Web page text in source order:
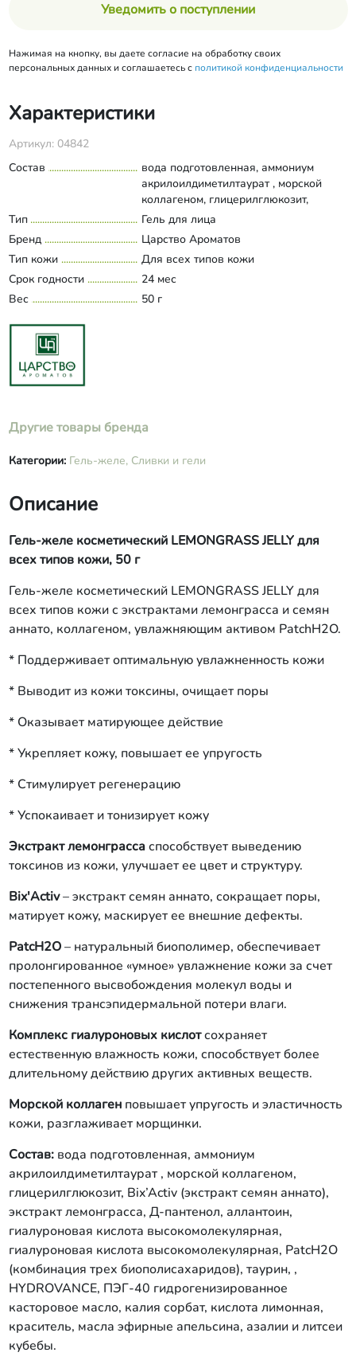
Уведомить о поступлении
Нажимая на кнопку, вы даете согласие на обработку своих
персональных данных и соглашаетесь с политикой конфиденциальности
Характеристики
Артикул: 04842
Состав
вода подготовленная, аммониум
акрилоилдиметилтаурат , морской
коллагеном, глицерилглюкозит,
Bix’Activ (экстракт семян аннато),
экстракт лемонграсса, Д-пантенол,
аллантоин, гиалуроновая кислота
высокомолекулярная, гиалуроновая
кислота высокомолекулярная,
PatcH2O (комбинация трех
Развернуть состав
Тип
Гель для лица
Бренд
Царство Ароматов
Тип кожи
Для всех типов кожи
Срок годности
24 мес
Вес
50 г
Другие товары бренда
Категории: Гель-желе, Сливки и гели
Описание
Гель-желе косметический LEMONGRASS JELLY для
всех типов кожи, 50 г
Гель-желе косметический LEMONGRASS JELLY для
всех типов кожи с экстрактами лемонграсса и семян
аннато, коллагеном, увлажняющим активом PatchH2O.
* Поддерживает оптимальную увлажненность кожи
* Выводит из кожи токсины, очищает поры
* Оказывает матирующее действие
* Укрепляет кожу, повышает ее упругость
* Стимулирует регенерацию
* Успокаивает и тонизирует кожу
Экстракт лемонграссаспособствует выведению
токсинов из кожи, улучшает ее цвет и структуру.
Bix'Activ– экстракт семян аннато, сокращает поры,
матирует кожу, маскирует ее внешние дефекты.
PatcH2O– натуральный биополимер, обеспечивает
пролонгированное «умное» увлажнение кожи за счет
постепенного высвобождения молекул воды и
снижения трансэпидермальной потери влаги.
Комплекс гиалуроновых кислотсохраняет
естественную влажность кожи, способствует более
длительному действию других активных веществ.
Морской коллагенповышает упругость и эластичность
кожи, разглаживает морщинки.
Состав: вода подготовленная, аммониум
акрилоилдиметилтаурат , морской коллагеном,
глицерилглюкозит, Bix’Activ (экстракт семян аннато),
экстракт лемонграсса, Д-пантенол, аллантоин,
гиалуроновая кислота высокомолекулярная,
гиалуроновая кислота высокомолекулярная, PatcH2O
(комбинация трех биополисахаридов), таурин, ,
HYDROVANCE, ПЭГ-40 гидрогенизированное
касторовое масло, калия сорбат, кислота лимонная,
краситель, масла эфирные апельсина, азалии и литсеи
кубебы.